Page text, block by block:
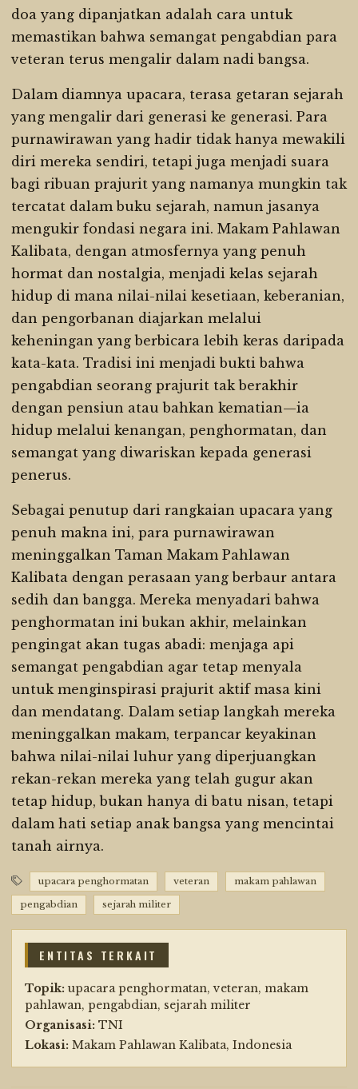
doa yang dipanjatkan adalah cara untuk
memastikan bahwa semangat pengabdian para
veteran terus mengalir dalam nadi bangsa.
Dalam diamnya upacara, terasa getaran sejarah
yang mengalir dari generasi ke generasi. Para
purnawirawan yang hadir tidak hanya mewakili
diri mereka sendiri, tetapi juga menjadi suara
bagi ribuan prajurit yang namanya mungkin tak
tercatat dalam buku sejarah, namun jasanya
mengukir fondasi negara ini. Makam Pahlawan
Kalibata, dengan atmosfernya yang penuh
hormat dan nostalgia, menjadi kelas sejarah
hidup di mana nilai-nilai kesetiaan, keberanian,
dan pengorbanan diajarkan melalui
keheningan yang berbicara lebih keras daripada
kata-kata. Tradisi ini menjadi bukti bahwa
pengabdian seorang prajurit tak berakhir
dengan pensiun atau bahkan kematian—ia
hidup melalui kenangan, penghormatan, dan
semangat yang diwariskan kepada generasi
penerus.
Sebagai penutup dari rangkaian upacara yang
penuh makna ini, para purnawirawan
meninggalkan Taman Makam Pahlawan
Kalibata dengan perasaan yang berbaur antara
sedih dan bangga. Mereka menyadari bahwa
penghormatan ini bukan akhir, melainkan
pengingat akan tugas abadi: menjaga api
semangat pengabdian agar tetap menyala
untuk menginspirasi prajurit aktif masa kini
dan mendatang. Dalam setiap langkah mereka
meninggalkan makam, terpancar keyakinan
bahwa nilai-nilai luhur yang diperjuangkan
rekan-rekan mereka yang telah gugur akan
tetap hidup, bukan hanya di batu nisan, tetapi
dalam hati setiap anak bangsa yang mencintai
tanah airnya.
upacara penghormatan veteran makam pahlawan
pengabdian sejarah militer
ENTITAS TERKAIT
Topik: upacara penghormatan, veteran, makam
pahlawan, pengabdian, sejarah militer
Organisasi: TNI
Lokasi: Makam Pahlawan Kalibata, Indonesia